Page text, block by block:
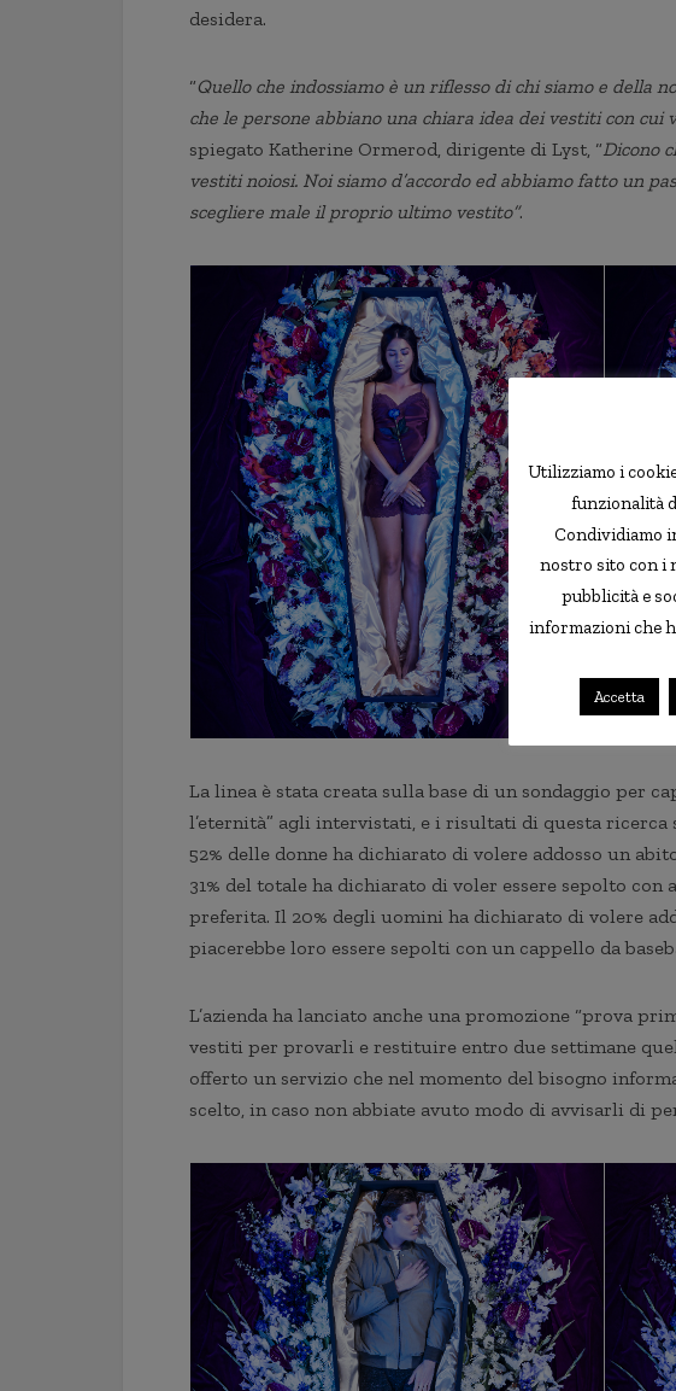
desidera.
“Quello che indossiamo è un riflesso di chi siamo e della
che le persone abbiano una chiara idea dei vestiti con cui
spiegato Katherine Ormerod, dirigente di Lyst, “Dicono
vestiti noiosi. Noi siamo d’accordo ed abbiamo fatto un
scegliere male il proprio ultimo vestito”.
La linea è stata creata sulla base di un sondaggio per
l’eternità” agli intervistati, e i risultati di questa ricerca
52% delle donne ha dichiarato di volere addosso un
31% del totale ha dichiarato di voler essere sepolto
preferita. Il 20% degli uomini ha dichiarato di volere
piacerebbe loro essere sepolti con un cappello da
L’azienda ha lanciato anche una promozione “prova
vestiti per provarli e restituire entro due settimane
offerto un servizio che nel momento del bisogno
scelto, in caso non abbiate avuto modo di avvisarli di
Utilizziamo i
funzionalità
Condividiamo
nostro sito con i
pubblicità e
informazioni che
Accetta